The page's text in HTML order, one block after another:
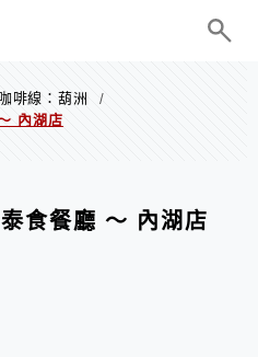
走透透
咖啡線：葫洲
/
內湖店
食餐廳 ～ 內湖店